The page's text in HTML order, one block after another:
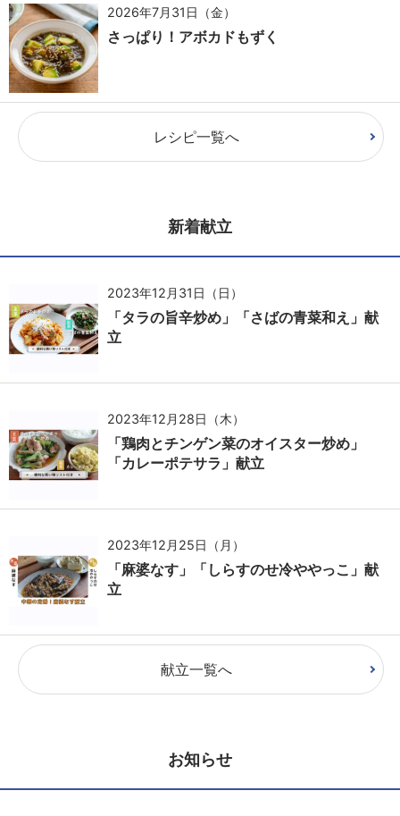
2026年7月31日（金）
さっぱり！アボカドもずく
レシピ一覧へ
新着献立
2023年12月31日（日）
「タラの旨辛炒め」「さばの青菜和え」献
立
2023年12月28日（木）
「鶏肉とチンゲン菜のオイスター炒め」
「カレーポテサラ」献立
2023年12月25日（月）
「麻婆なす」「しらすのせ冷ややっこ」献
立
献立一覧へ
お知らせ